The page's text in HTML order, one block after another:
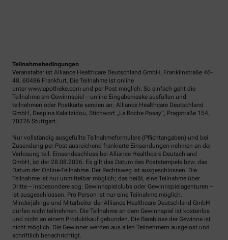
Teilnahmebedingungen
Veranstalter ist Alliance Healthcare Deutschland GmbH, Franklinstraße 46-
48, 60486 Frankfurt. Die Teilnahme ist online
unter www.apotheke.com und per Post möglich. So einfach geht die
Teilnahme am Gewinnspiel – online Eingabemaske ausfüllen und
teilnehmen oder Postkarte senden an: Alliance Healthcare Deutschland
GmbH, Despina Kalaitzidou, Stichwort „La Roche Posay“, Pragstraße 154,
70376 Stuttgart.
Nur vollständig ausgefüllte Teilnahmeformulare (Pflichtangaben) und bei
Zusendung per Post ausreichend frankierte Einsendungen nehmen an der
Verlosung teil. Einsendeschluss bei Alliance Healthcare Deutschland
GmbH, ist der 28.08.2026. Es gilt das Datum des Poststempels bzw. das
Datum der Online-Teilnahme. Der Rechtsweg ist ausgeschlossen. Die
Teilnahme ist nur unmittelbar möglich; das heißt, eine Teilnahme über
Dritte – insbesondere sog. Gewinnspielclubs oder Gewinnspielagenturen –
ist ausgeschlossen. Pro Person ist nur eine Teilnahme möglich.
Minderjährige und Mitarbeiter der Alliance Healthcare Deutschland GmbH
dürfen nicht teilnehmen. Die Teilnahme an dem Gewinnspiel ist kostenlos
und nicht an einem Produktkauf gebunden. Die Barablöse der Gewinne ist
nicht möglich. Die Gewinner werden aus allen Teilnehmern ausgelost und
schriftlich benachrichtigt.